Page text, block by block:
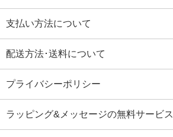
支払い方法について
配送方法･送料について
プライバシーポリシー
ラッピング&メッセージの無料サービス